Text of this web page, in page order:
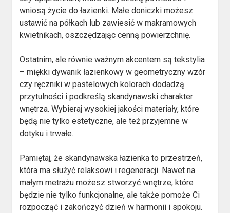
wniosą życie do łazienki. Małe doniczki możesz
ustawić na półkach lub zawiesić w makramowych
kwietnikach, oszczędzając cenną powierzchnię.
Ostatnim, ale równie ważnym akcentem są tekstylia
– miękki dywanik łazienkowy w geometryczny wzór
czy ręczniki w pastelowych kolorach dodadzą
przytulności i podkreślą skandynawski charakter
wnętrza. Wybieraj wysokiej jakości materiały, które
będą nie tylko estetyczne, ale też przyjemne w
dotyku i trwałe.
Pamiętaj, że skandynawska łazienka to przestrzeń,
która ma służyć relaksowi i regeneracji. Nawet na
małym metrażu możesz stworzyć wnętrze, które
będzie nie tylko funkcjonalne, ale także pomoże Ci
rozpocząć i zakończyć dzień w harmonii i spokoju.